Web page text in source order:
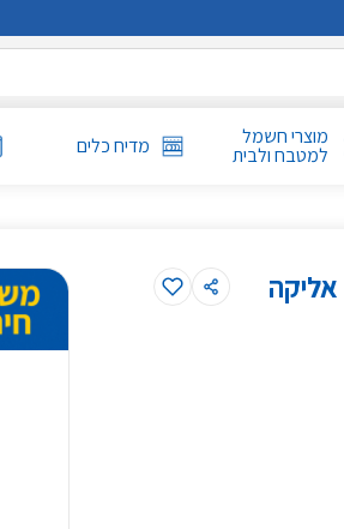
מוצרי חשמל
למטבח ולבית מדיח כלים
קולט אדים צמוד קיר 90 ס"מ דגם TONDA90EL אליקה